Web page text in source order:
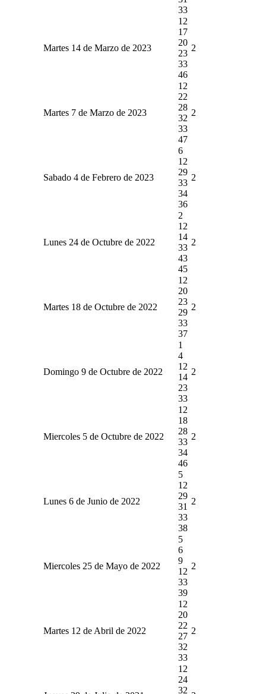
33
Martes 14 de Marzo de 2023
12
17
20
23
33
46
2
Martes 7 de Marzo de 2023
12
22
28
32
33
47
2
Sabado 4 de Febrero de 2023
6
12
29
33
34
36
2
Lunes 24 de Octubre de 2022
2
12
14
33
43
45
2
Martes 18 de Octubre de 2022
12
20
23
29
33
37
2
Domingo 9 de Octubre de 2022
1
4
12
14
23
33
2
Miercoles 5 de Octubre de 2022
12
18
28
33
34
46
2
Lunes 6 de Junio de 2022
5
12
29
31
33
38
2
Miercoles 25 de Mayo de 2022
5
6
9
12
33
39
2
Martes 12 de Abril de 2022
12
20
22
27
32
33
2
12
24
32